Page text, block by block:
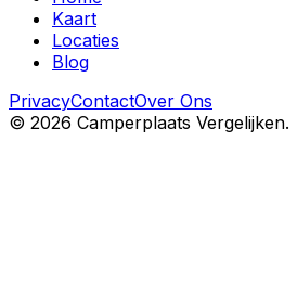
Kaart
Locaties
Blog
PrivacyContactOver Ons
© 2026 Camperplaats Vergelijken.